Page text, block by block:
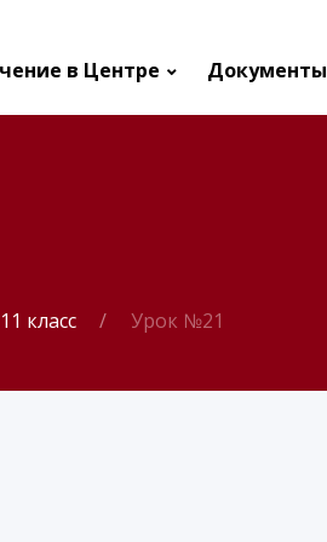
в Центре Документы
класс Урок №21